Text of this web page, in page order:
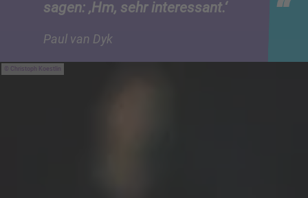
sagen: ‚Hm, sehr interessant.‘
Paul van Dyk
Christoph Koestlin